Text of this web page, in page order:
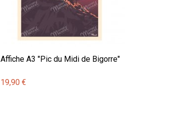
Affiche A3 "Pic du Midi de Bigorre"
19,90 €